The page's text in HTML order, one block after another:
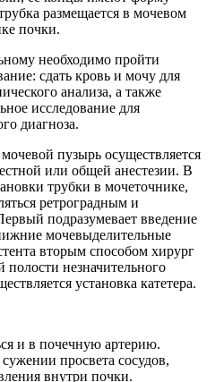
размещается в мочевом
почки.
необходимо пройти
сдать кровь и мочу для
анализа, а также
исследование для
диагноза.
пузырь осуществляется
или общей анестезии. В
трубки в мочеточнике,
ретроградным и
подразумевает введение
мочевыделительные
вторым способом хирург
незначительного
установка катетера.
и в почечную артерию.
просвета сосудов,
внутри почки.